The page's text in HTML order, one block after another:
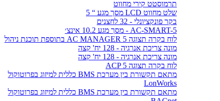
תרמוסטט קירי מחווט
שלט מחווט LCD מסך מגע “ 5
בקר פונקציונלי - 32 לחצנים
AC-SMART-5 - מסך מגע 10.2 אינצ׳
לוח בקרה תצוגה AC MANAGER 5 בתוספת תוכנת ניהול
מונה צריכת אנרגיה - 128 יח' קצה
מונה צריכת אנרגיה - 128 יח' קצה
לוח בקרה תצוגה ACP 5
מתאם תקשורת בין מערכת BMS כללית למיזוג בפרוטוקול
LonWorks
מתאם תקשורת בין מערכת BMS כללית למיזוג בפרוטוקול